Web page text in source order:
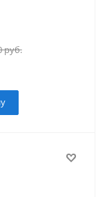
руб.